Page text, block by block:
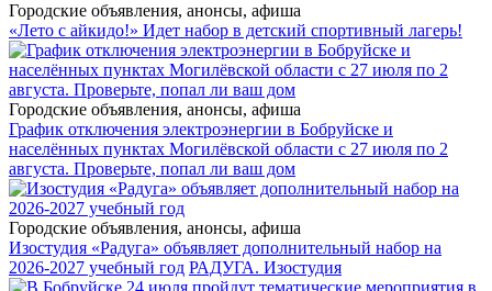
Городские объявления, анонсы, афиша
«Лето с айкидо!» Идет набор в детский спортивный лагерь!
Городские объявления, анонсы, афиша
График отключения электроэнергии в Бобруйске и
населённых пунктах Могилёвской области с 27 июля по 2
августа. Проверьте, попал ли ваш дом
Городские объявления, анонсы, афиша
Изостудия «Радуга» объявляет дополнительный набор на
2026-2027 учебный год РАДУГА. Изостудия